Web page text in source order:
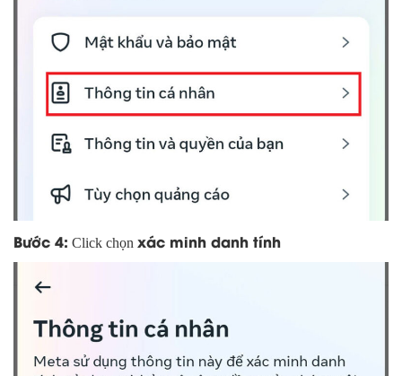
Bước 4: Click chọn xác minh danh tính